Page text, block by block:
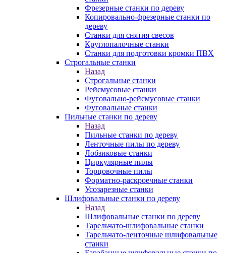
Фрезерные станки по дереву
Копировально-фрезерные станки по
дереву
Станки для снятия свесов
Круглопалочные станки
Станки для подготовки кромки ПВХ
Строгальные станки
Назад
Строгальные станки
Рейсмусовые станки
Фуговально-рейсмусовые станки
Фуговальные станки
Пильные станки по дереву
Назад
Пильные станки по дереву
Ленточные пилы по дереву
Лобзиковые станки
Циркулярные пилы
Торцовочные пилы
Форматно-раскроечные станки
Усозарезные станки
Шлифовальные станки по дереву
Назад
Шлифовальные станки по дереву
Тарельчато-шлифовальные станки
Тарельчато-ленточные шлифовальные
станки